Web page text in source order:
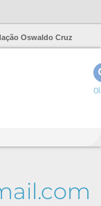
Oswaldo Cruz